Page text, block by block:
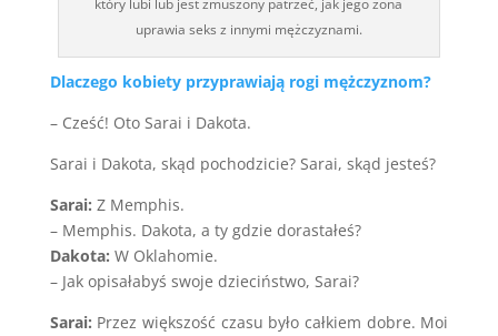
który lubi lub jest zmuszony patrzeć, jak jego żona
uprawia seks z innymi mężczyznami.
Dlaczego kobiety przyprawiają rogi mężczyznom?
– Cześć! Oto Sarai i Dakota.
Sarai i Dakota, skąd pochodzicie? Sarai, skąd jesteś?
Sarai: Z Memphis.
– Memphis. Dakota, a ty gdzie dorastałeś?
Dakota: W Oklahomie.
– Jak opisałabyś swoje dzieciństwo, Sarai?
Sarai: Przez większość czasu było całkiem dobre. Moi